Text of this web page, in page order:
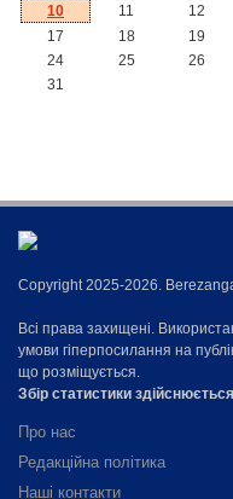
10
11 12
17
18 19
24
25 26
31
Copyright 2025-2026.
Всі права захищені.
умови гіперпосилання на
що розміщується.
Збір статистики
Про нас
Редакційна політика
Наші контакти